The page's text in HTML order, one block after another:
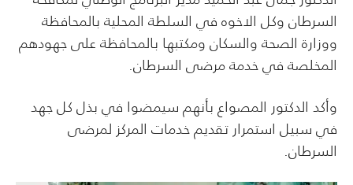
السرطان وكل الاخوه في السلطة المحلية بالمحافظة
ووزارة الصحة والسكان ومكتبها بالمحافظة على جهودهم
المخلصة في خدمة مرضى السرطان.
وأكد الدكتور المصواع بأنهم سيمضوا في بذل كل جهد
في سبيل استمرار تقديم خدمات المركز لمرضى
السرطان.